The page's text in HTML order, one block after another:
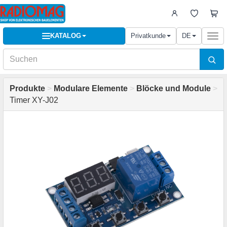
KATALOG Privatkunde DE
Produkte > Modulare Elemente > Blöcke und Module >
Timer XY-J02